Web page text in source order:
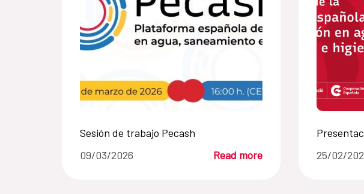
Sesión de trabajo Pecash
09/03/2026
Read more
25/02/